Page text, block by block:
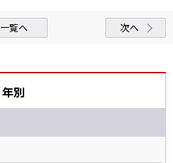
一覧へ 次へ
年別